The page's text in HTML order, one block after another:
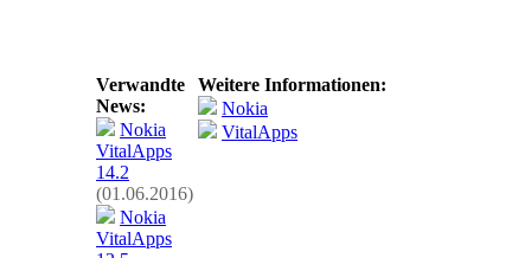
Verwandte
News:
Nokia
VitalApps
14.2
(01.06.2016)
Nokia
VitalApps
Weitere Informationen:
Nokia
VitalApps